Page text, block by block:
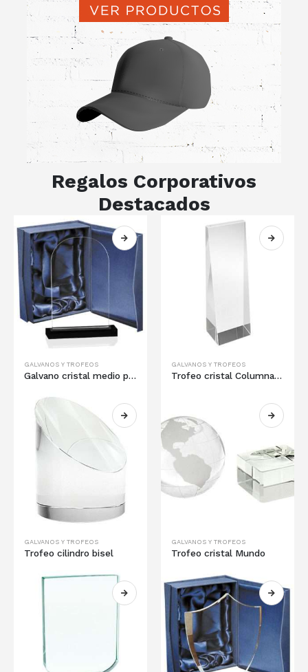
Regalos Corporativos
Destacados
GALVANOS Y TROFEOS
Galvano cristal medio punto
GALVANOS Y TROFEOS
Trofeo cristal Columna torre
GALVANOS Y TROFEOS
Trofeo cilindro bisel
GALVANOS Y TROFEOS
Trofeo cristal Mundo